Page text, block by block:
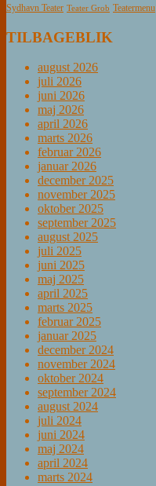
Sydhavn Teater Teater Grob Teatermenu
TILBAGEBLIK
august 2026
juli 2026
juni 2026
maj 2026
april 2026
marts 2026
februar 2026
januar 2026
december 2025
november 2025
oktober 2025
september 2025
august 2025
juli 2025
juni 2025
maj 2025
april 2025
marts 2025
februar 2025
januar 2025
december 2024
november 2024
oktober 2024
september 2024
august 2024
juli 2024
juni 2024
maj 2024
april 2024
marts 2024